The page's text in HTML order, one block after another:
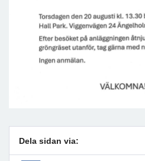
Dela sidan via: